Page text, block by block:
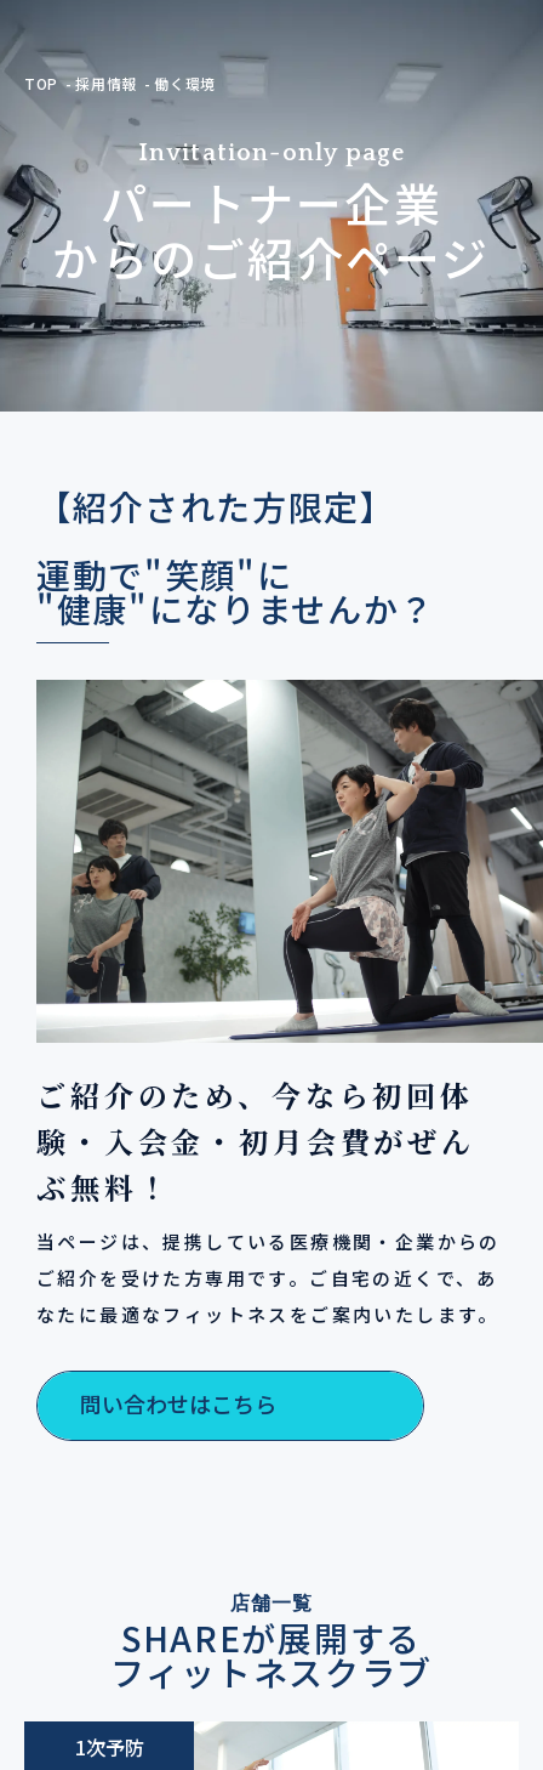
TOP 採用情報 働く環境
Invitation-only page
パートナー企業
からのご紹介ページ
【紹介された方限定】
運動で"笑顔"に
"健康"になりませんか？
ご紹介のため、今なら初回体
験・入会金・初月会費がぜん
ぶ無料！
当ページは、提携している医療機関・企業からの
ご紹介を受けた方専用です。ご自宅の近くで、あ
なたに最適なフィットネスをご案内いたします。
問い合わせはこちら
店舗一覧
SHAREが展開する
フィットネスクラブ
1次予防